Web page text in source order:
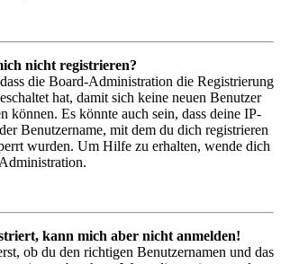
nicht registrieren?
die Board-Administration die Registrierung
hat, damit sich keine neuen Benutzer
können. Es könnte auch sein, dass deine IP-
Benutzername, mit dem du dich registrieren
wurden. Um Hilfe zu erhalten, wende dich
kann mich aber nicht anmelden!
ob du den richtigen Benutzernamen und das